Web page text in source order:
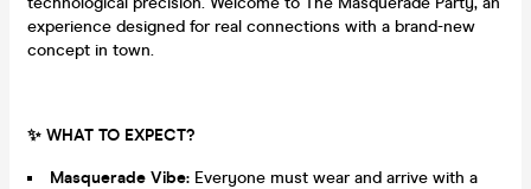
experience designed for real connections with a brand-new
concept in town.
✨ WHAT TO EXPECT?
Masquerade Vibe: Everyone must wear and arrive with a